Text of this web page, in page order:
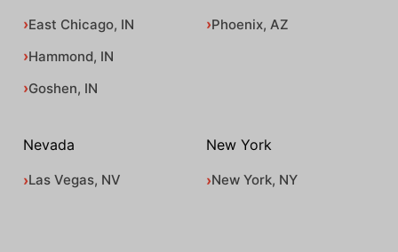
East Chicago, IN
Hammond, IN
Goshen, IN
Phoenix, AZ
Nevada
Las Vegas, NV
New York
New York, NY